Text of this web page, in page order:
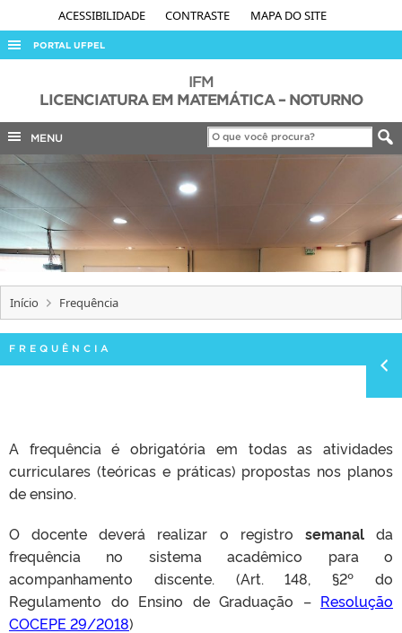
ACESSIBILIDADE CONTRASTE MAPA DO SITE
PORTAL UFPEL
AUDITORIA
COBALTO
CONCURSOS
EDITAIS
INTERNACIONAL
OUVIDORIA
PORTARIAS
TELEFONES
IFM
LICENCIATURA EM MATEMÁTICA – NOTURNO
MENU
CLMN2025
Início Frequência
FREQUÊNCIA
A frequência é obrigatória em todas as atividades
curriculares (teóricas e práticas) propostas nos planos
de ensino.
O docente deverá realizar o registro semanalda
frequência no sistema acadêmico para o
acompanhamento discente. (Art. 148, §2º do
Regulamento do Ensino de Graduação – Resolução
COCEPE 29/2018)